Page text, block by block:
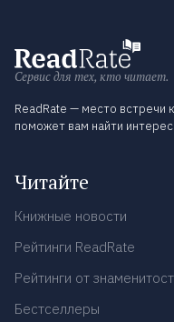
Сервис для тех, кто читает.
ReadRate — место встречи
поможет вам найти
Читайте
Книжные новости
Рейтинги ReadRate
Рейтинги от
Бестселлеры